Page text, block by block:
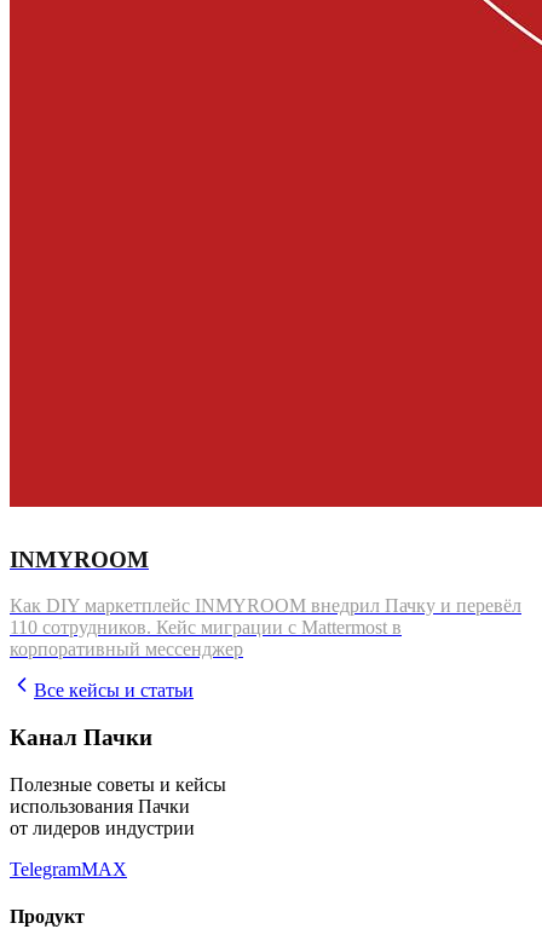
INMYROOM
Как DIY маркетплейс INMYROOM внедрил Пачку и перевёл
110 сотрудников. Кейс миграции с Mattermost в
корпоративный мессенджер
Все кейсы и статьи
Канал Пачки
Полезные советы и кейсы
использования Пачки
от лидеров индустрии
TelegramMAX
Продукт